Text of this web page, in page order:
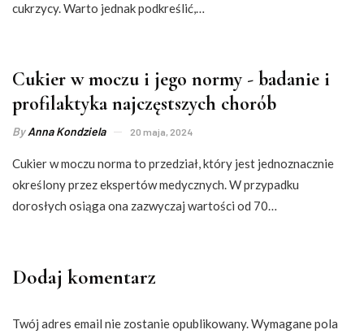
cukrzycy. Warto jednak podkreślić,…
Cukier w moczu i jego normy - badanie i
profilaktyka najczęstszych chorób
ByAnna Kondziela 20 maja, 2024
Cukier w moczu norma to przedział, który jest jednoznacznie
określony przez ekspertów medycznych. W przypadku
dorosłych osiąga ona zazwyczaj wartości od 70…
Dodaj komentarz
Twój adres email nie zostanie opublikowany.Wymagane pola